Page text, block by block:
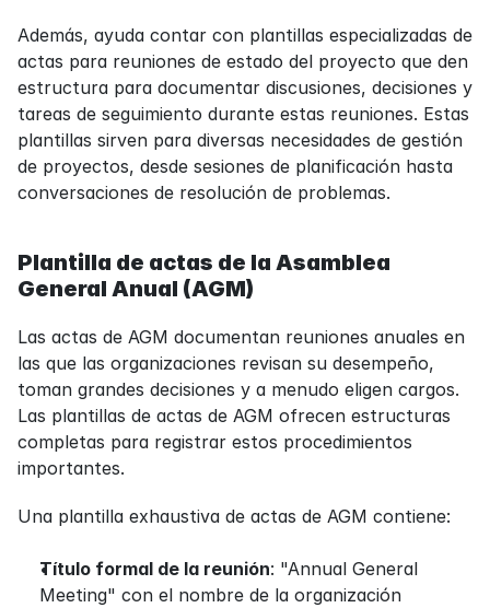
Además, ayuda contar con plantillas especializadas de
actas para reuniones de estado del proyecto que den
estructura para documentar discusiones, decisiones y
tareas de seguimiento durante estas reuniones. Estas
plantillas sirven para diversas necesidades de gestión
de proyectos, desde sesiones de planificación hasta
conversaciones de resolución de problemas.
Plantilla de actas de la Asamblea
General Anual (AGM)
Las actas de AGM documentan reuniones anuales en
las que las organizaciones revisan su desempeño,
toman grandes decisiones y a menudo eligen cargos.
Las plantillas de actas de AGM ofrecen estructuras
completas para registrar estos procedimientos
importantes.
Una plantilla exhaustiva de actas de AGM contiene:
Título formal de la reunión: "Annual General
Meeting" con el nombre de la organización